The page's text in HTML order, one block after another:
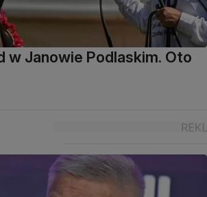
w Janowie Podlaskim. Oto